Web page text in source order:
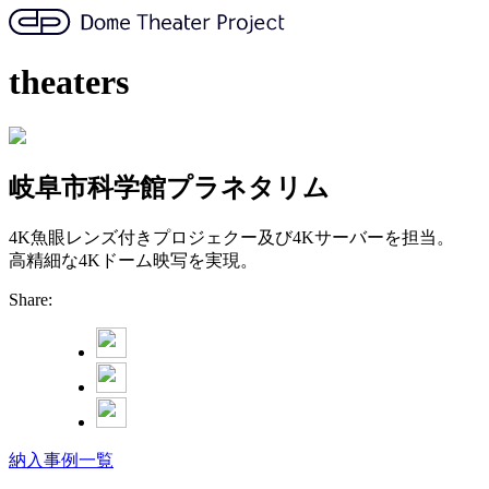
theaters
岐阜市科学館プラネタリム
4K魚眼レンズ付きプロジェクー及び4Kサーバーを担当。
高精細な4Kドーム映写を実現。
Share:
納入事例一覧